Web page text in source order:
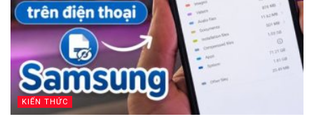
KIẾN THỨC